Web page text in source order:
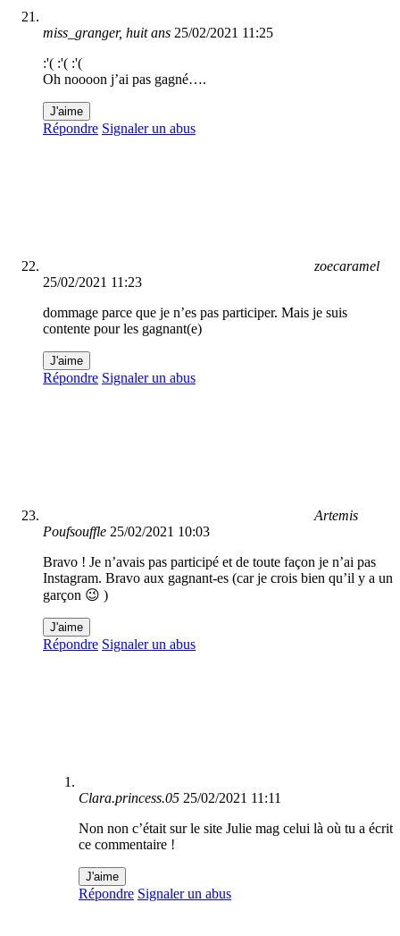
miss_granger, huit ans 25/02/2021 11:25
:'( :'( :'(
Oh noooon j’ai pas gagné….
J'aime
Répondre Signaler un abus
zoecaramel
25/02/2021 11:23
dommage parce que je n’es pas participer. Mais je suis
contente pour les gagnant(e)
J'aime
Répondre Signaler un abus
Artemis
Poufsouffle 25/02/2021 10:03
Bravo ! Je n’avais pas participé et de toute façon je n’ai pas
Instagram. Bravo aux gagnant-es (car je crois bien qu’il y a un
garçon 😉 )
J'aime
Répondre Signaler un abus
Clara.princess.05 25/02/2021 11:11
Non non c’était sur le site Julie mag celui là où tu a écrit
ce commentaire !
J'aime
Répondre Signaler un abus